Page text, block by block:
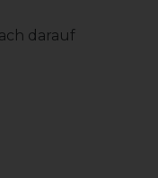
darauf